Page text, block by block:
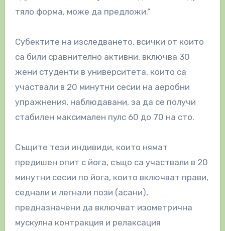
тяло форма, може да предложи.“
Субектите на изследването, всички от които
са били сравнително активни, включва 30
жени студенти в университета, които са
участвали в 20 минутни сесии на аеробни
упражнения, наблюдавани, за да се получи
стабилен максимален пулс 60 до 70 на сто.
Същите тези индивиди, които нямат
предишен опит с йога, също са участвали в 20
минутни сесии по йога, които включват прави,
седнали и легнали пози (асани),
предназначени да включват изометрична
мускулна контракция и релаксация